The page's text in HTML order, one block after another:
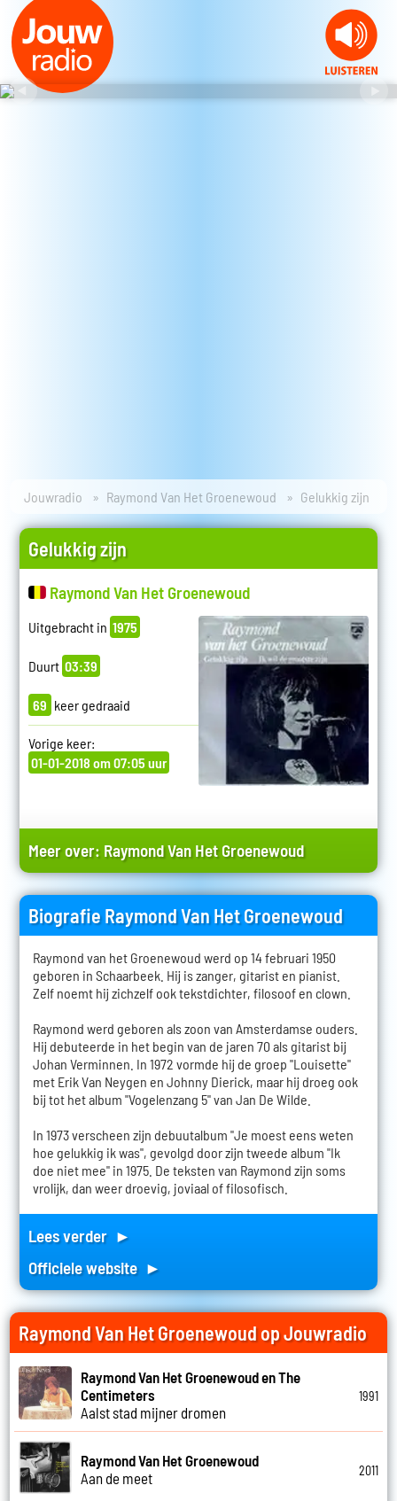
Jouwradio Raymond Van Het Groenewoud Gelukkig zijn
Gelukkig zijn
Raymond Van Het Groenewoud
Uitgebracht in 1975
Duurt 03:39
69 keer gedraaid
Vorige keer:
01-01-2018 om 07:05 uur
Meer over: Raymond Van Het Groenewoud
Biografie Raymond Van Het Groenewoud
Raymond van het Groenewoud werd op 14 februari 1950
geboren in Schaarbeek. Hij is zanger, gitarist en pianist.
Zelf noemt hij zichzelf ook tekstdichter, filosoof en clown.
Raymond werd geboren als zoon van Amsterdamse ouders.
Hij debuteerde in het begin van de jaren 70 als gitarist bij
Johan Verminnen. In 1972 vormde hij de groep "Louisette"
met Erik Van Neygen en Johnny Dierick, maar hij droeg ook
bij tot het album "Vogelenzang 5" van Jan De Wilde.
In 1973 verscheen zijn debuutalbum "Je moest eens weten
hoe gelukkig ik was", gevolgd door zijn tweede album "Ik
doe niet mee" in 1975. De teksten van Raymond zijn soms
vrolijk, dan weer droevig, joviaal of filosofisch.
Lees verder ►
Officiele website ►
Raymond Van Het Groenewoud op Jouwradio
Raymond Van Het Groenewoud en The
Centimeters
Aalst stad mijner dromen
1991
Raymond Van Het Groenewoud
Aan de meet
2011